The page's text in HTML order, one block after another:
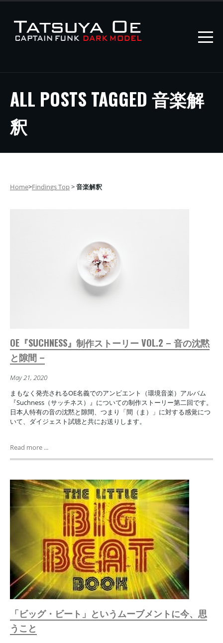
ALL POSTS TAGGED 音楽解
釈
Home>Findings Top>音楽解釈
OE『SUCHNESS』制作ストーリー VOL.2 – 音の沈黙
と隙間 –
May 21, 2020
まもなく発売されるOE名義でのアンビエント（環境音楽）アルバム
『Suchness（サッチネス）』についての制作ストーリー第二回です。
日本人特有の音の沈黙と隙間、つまり「間（ま）」に対する感覚につ
いて、ダイジェスト試聴と共にお送りします。
Read more ...
「ビッグ・ビート」というムーブメントに今、思
うこと